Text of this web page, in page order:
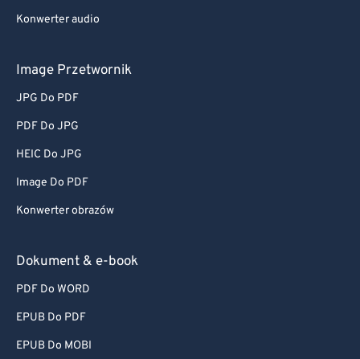
Konwerter audio
Image Przetwornik
JPG Do PDF
PDF Do JPG
HEIC Do JPG
Image Do PDF
Konwerter obrazów
Dokument & e-book
PDF Do WORD
EPUB Do PDF
EPUB Do MOBI